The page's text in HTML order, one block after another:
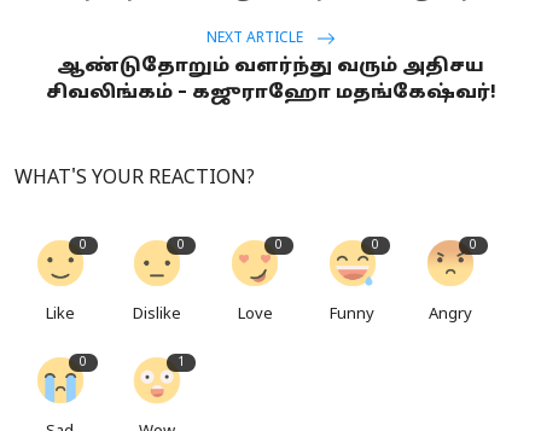
NEXT ARTICLE
ஆண்டுதோறும் வளர்ந்து வரும் அதிசய
சிவலிங்கம் – கஜுராஹோ மதங்கேஷ்வர்!
WHAT'S YOUR REACTION?
0
Like
0
Dislike
0
Love
0
Funny
0
Angry
0 1